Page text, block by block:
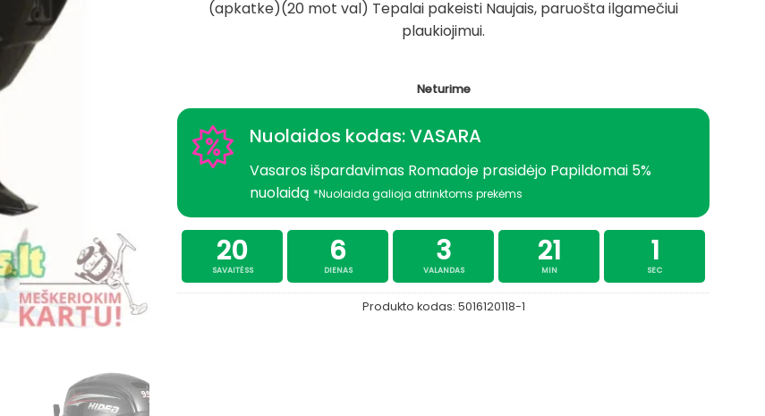
1.995,89 €.1.678,89 €.
(apkatke)(20 mot val) Tepalai pakeisti Naujais, paruošta ilgamečiui
plaukiojimui.
Neturime
Nuolaidos kodas: VASARA
Vasaros išpardavimas Romadoje prasidėjo Papildomai 5%
nuolaidą *Nuolaida galioja atrinktoms prekėms
20
SAVAITĖSS
6
DIENAS
3
VALANDAS
21
MIN
0
SEC
Produkto kodas: 5016120118-1